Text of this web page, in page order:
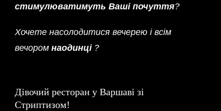
стимулюватимуть Ваші почуття?
Хочете насолодитися вечерею і всім
вечором наодинці ?
Дівочий ресторан у Варшаві зі
Стриптизом!